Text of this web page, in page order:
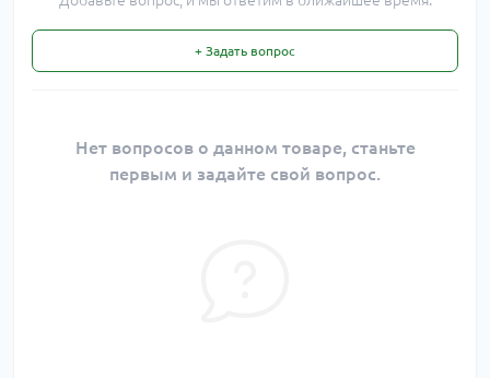
+ Задать вопрос
Нет вопросов о данном товаре, станьте
первым и задайте свой вопрос.